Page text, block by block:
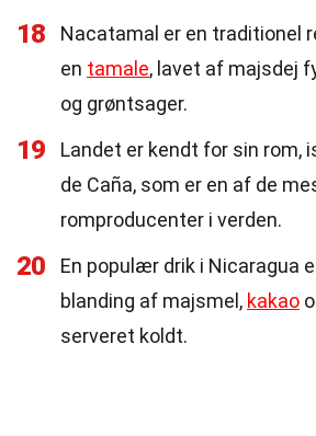
18
Nacatamal er en traditionel
en tamale, lavet af majsdej
og grøntsager.
19
Landet er kendt for sin
de Caña, som er en af de
romproducenter i verden.
20
En populær drik i Nicaragua
blanding af majsmel, kakao
serveret koldt.